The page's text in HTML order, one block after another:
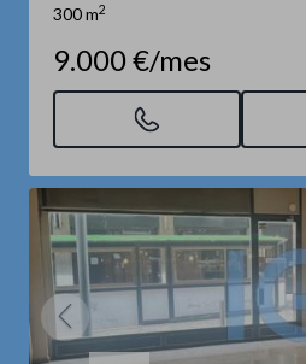
300 m2
9.000 €/mes